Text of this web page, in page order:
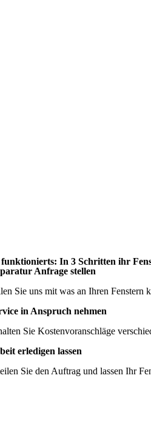
funktionierts: In 3 Schritten ihr
Anfrage stellen
Sie uns mit was an Ihren Fenstern
in Anspruch nehmen
Sie Kostenvoranschläge
erledigen lassen
Sie den Auftrag und lassen Ihr